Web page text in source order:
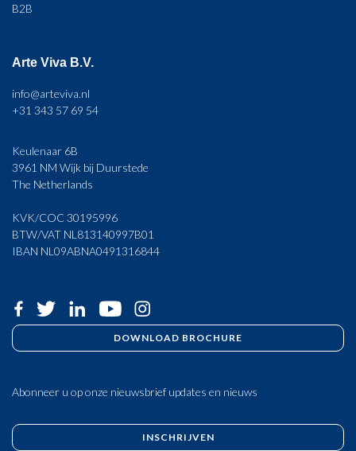
B2B
Arte Viva B.V.
info@arteviva.nl
+31 343 57 69 54
Keulenaar 6B
3961 NM Wijk bij Duurstede
The Netherlands
KVK/COC 30195996
BTW/VAT NL813140997B01
IBAN NL09ABNA0491316844
DOWNLOAD BROCHURE
Abonneer u op onze nieuwsbrief updates en nieuws
INSCHRIJVEN